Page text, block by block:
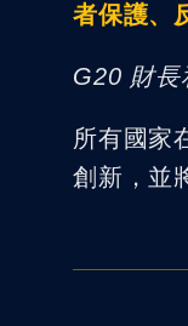
者保護、
G20 財長
所有國家
創新，並